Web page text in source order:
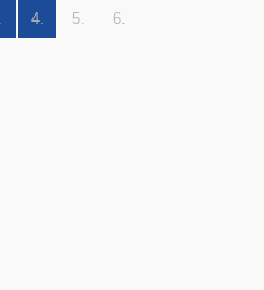
4. 5. 6.